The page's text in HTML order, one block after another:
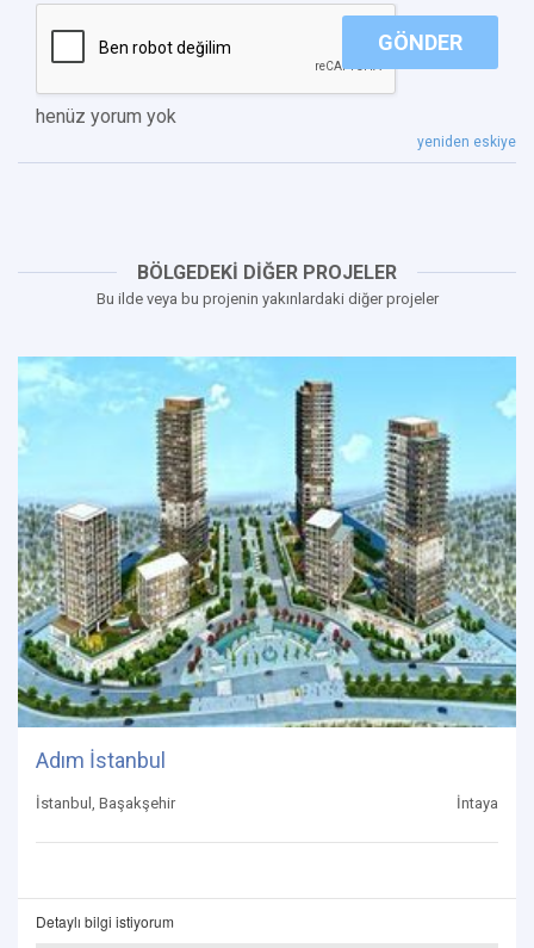
GÖNDER
henüz yorum yok
yeniden eskiye
BÖLGEDEKİ DİĞER PROJELER
Bu ilde veya bu projenin yakınlardaki diğer projeler
Adım İstanbul
İstanbul, Başakşehir İntaya
Detaylı bilgi istiyorum